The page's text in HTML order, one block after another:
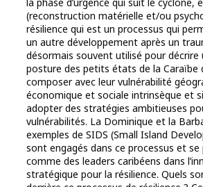
(reconstruction matérielle et/ou
résilience qui est un processus qui
un autre développement après un
désormais souvent utilisé pour décrire
posture des petits états de la Caraïbe
composer avec leur vulnérabilité
économique et sociale intrinsèque et
adopter des stratégies ambitieuses
vulnérabilités. La Dominique et la
exemples de SIDS (Small Island
sont engagés dans ce processus et
comme des leaders caribéens dans
stratégique pour la résilience. Quels